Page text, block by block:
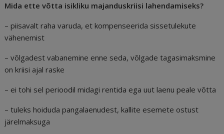
Mida ette võtta isikliku majanduskriisi lahendamiseks?
– piisavalt raha varuda, et kompenseerida sissetulekute
vähenemist
– võlgadest vabanemine enne seda, võlgade tagasimaksmine
on kriisi ajal raske
– ei tohi sel perioodil midagi rentida ega uut laenu peale võtta
– tuleks hoiduda pangalaenudest, kallite esemete ostust
järelmaksuga